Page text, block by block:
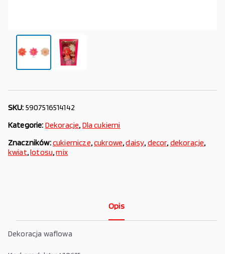
SKU: 5907516514142
Kategorie: Dekoracje, Dla cukierni
Znaczników:cukiernicze,cukrowe,daisy, decor, dekoracje,
kwiat,lotosu,mix
Opis
Dekoracja waflowa